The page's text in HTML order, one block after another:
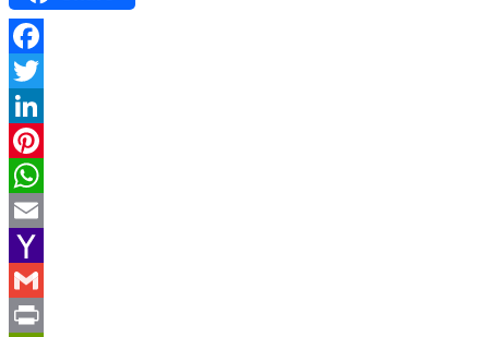
Facebook
Twitter
LinkedIn
Pinterest
WhatsApp
Email
Yahoo
Mail
Gmail